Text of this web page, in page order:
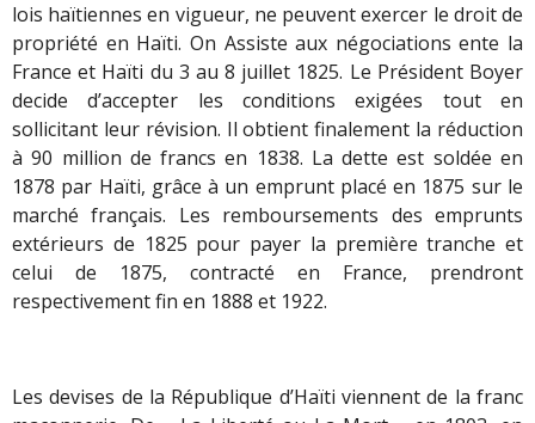
lois haïtiennes en vigueur, ne peuvent exercer le droit de
propriété en Haïti. On Assiste aux négociations ente la
France et Haïti du 3 au 8 juillet 1825. Le Président Boyer
decide d’accepter les conditions exigées tout en
sollicitant leur révision. Il obtient finalement la réduction
à 90 million de francs en 1838. La dette est soldée en
1878 par Haïti, grâce à un emprunt placé en 1875 sur le
marché français. Les remboursements des emprunts
extérieurs de 1825 pour payer la première tranche et
celui de 1875, contracté en France, prendront
respectivement fin en 1888 et 1922.
Les devises de la République d’Haïti viennent de la franc